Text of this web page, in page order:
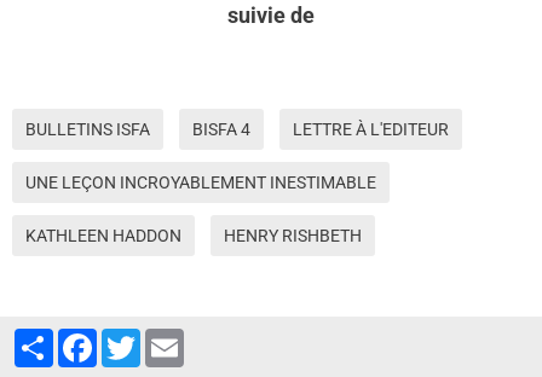
suivie de
BULLETINS ISFA BISFA 4 LETTRE À L'EDITEUR
UNE LEÇON INCROYABLEMENT INESTIMABLE
KATHLEEN HADDON HENRY RISHBETH
PartagerFacebook
Twitter